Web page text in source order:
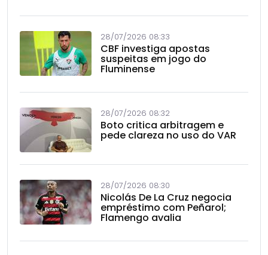
28/07/2026 08:33
CBF investiga apostas
suspeitas em jogo do
Fluminense
28/07/2026 08:32
Boto critica arbitragem e
pede clareza no uso do VAR
28/07/2026 08:30
Nicolás De La Cruz negocia
empréstimo com Peñarol;
Flamengo avalia